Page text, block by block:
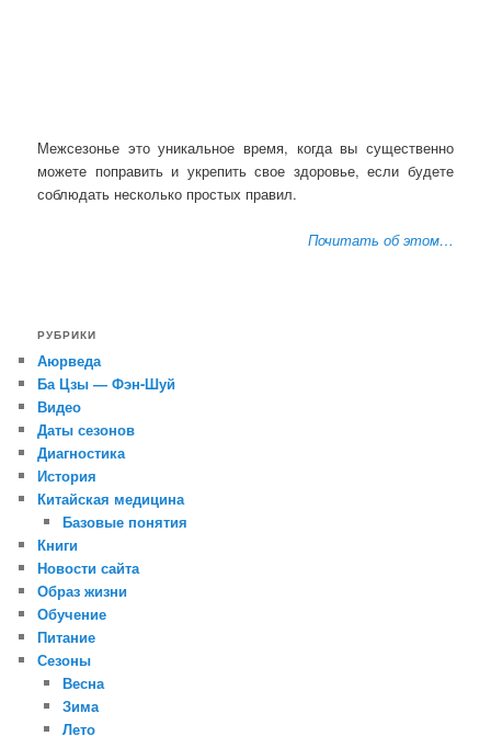
Межсезонье это уникальное время, когда вы существенно
можете поправить и укрепить свое здоровье, если будете
соблюдать несколько простых правил.
Почитать об этом…
РУБРИКИ
Аюрведа
Ба Цзы — Фэн-Шуй
Видео
Даты сезонов
Диагностика
История
Китайская медицина
Базовые понятия
Книги
Новости сайта
Образ жизни
Обучение
Питание
Сезоны
Весна
Зима
Лето